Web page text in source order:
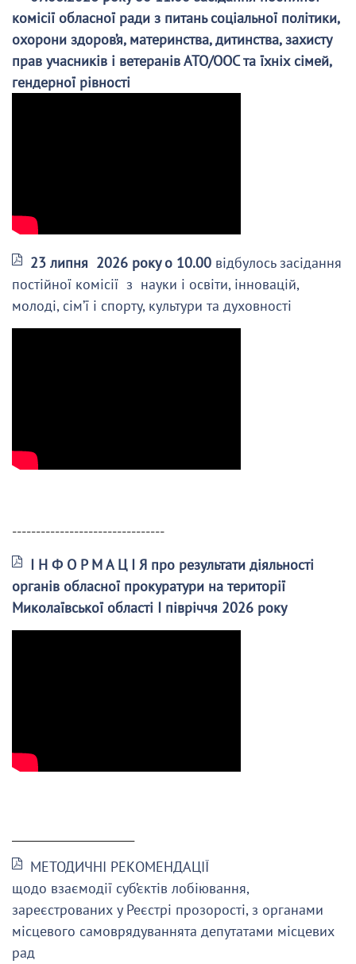
комісії обласної ради з питань соціальної політики,
охорони здоров’я, материнства, дитинства, захисту
прав учасників і ветеранів АТО/ООС та їхніх сімей,
гендерної рівності
23 липня 2026 року о 10.00 відбулось засідання
постійної комісії з науки і освіти, інновацій,
молоді, сім’ї і спорту, культури та духовності
--------------------------------
І Н Ф О Р М А Ц І Я про результати діяльності
органів обласної прокуратури на території
Миколаївської області І півріччя 2026 року
МЕТОДИЧНІ РЕКОМЕНДАЦІЇ
щодо взаємодії суб’єктів лобіювання,
зареєстрованих у Реєстрі прозорості, з органами
місцевого самоврядуваннята депутатами місцевих
рад